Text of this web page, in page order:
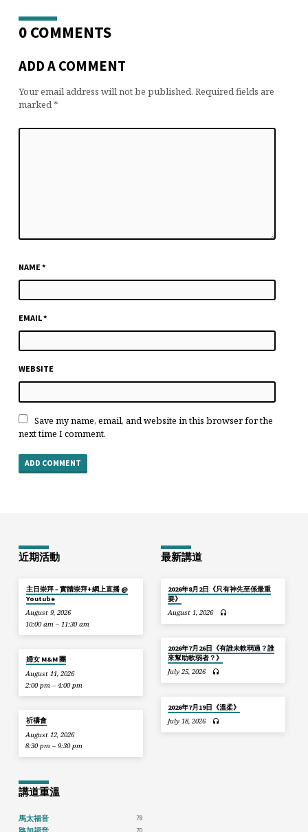
0 COMMENTS
ADD A COMMENT
Your email address will not be published. Required fields are
marked*
NAME *
EMAIL*
WEBSITE
Save my name, email, and website in this browser for the
next time I comment.
近期活動
主日崇拜 – 實體崇拜+網上直播 @
Youtube
August 9, 2026
10:00 am – 11:30 am
婦女 M&M 團
August 11, 2026
2:00 pm – 4:00 pm
祈禱會
August 12, 2026
8:30 pm – 9:30 pm
最新講道
2026年8月2日《只有神先至係最重
要》
August 1, 2026
2026年7月26日《有誰未軟弱過？誰
來幫助軟弱者？》
July 25, 2026
2026年7月19日《溫柔》
July 18, 2026
講道重溫
馬太福音 78
70